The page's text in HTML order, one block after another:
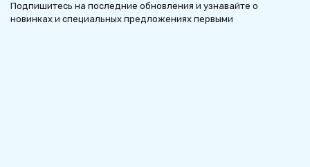
Подпишитесь на последние обновления и узнавайте о
новинках и специальных предложениях первыми